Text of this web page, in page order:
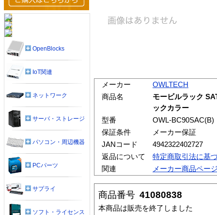
メーカー
OWLTECH
商品名
モービルラック
ックカラー
型番
OWL-BC90SAC(B)
保証条件
メーカー保証
JANコード
4942322402727
返品について
特定商取引法に基
関連
メーカー商品ペー
商品番号 41080838
本商品は販売を終了しました
OpenBlocks
IoT関連
ネットワーク
サーバ・ストレージ
パソコン・周辺機器
PCパーツ
サプライ
ソフト・ライセンス